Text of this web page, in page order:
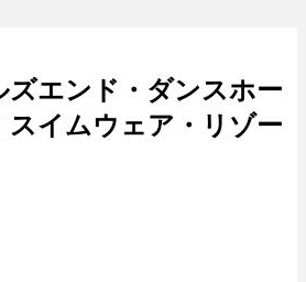
ズエンド・ダンスホー
スイムウェア・リゾー